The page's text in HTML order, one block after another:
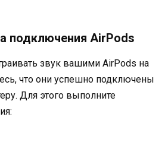
подключения AirPods
звук вашими AirPods на
что они успешно подключены
Для этого выполните